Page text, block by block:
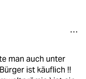
man auch unter
ist käuflich !!